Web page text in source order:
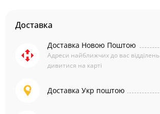
Доставка
Доставка Новою Поштою
Адреси найближчих до вас відділень
дивитися на карті
Доставка Укр поштою